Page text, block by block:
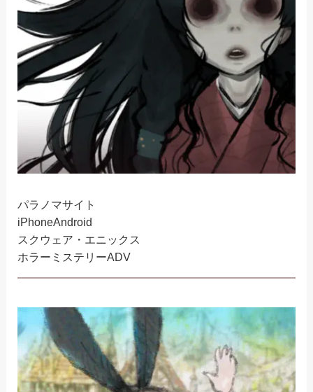
パラノマサイト
iPhoneAndroid
スクウェア・エニックス
ホラーミステリーADV